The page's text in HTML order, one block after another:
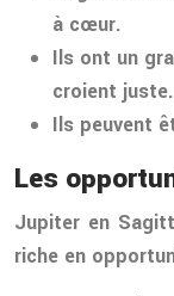
à cœur.
Ils ont un
croient juste.
Ils peuvent
Les
Jupiter en
riche en